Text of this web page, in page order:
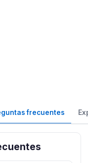
frecuentes